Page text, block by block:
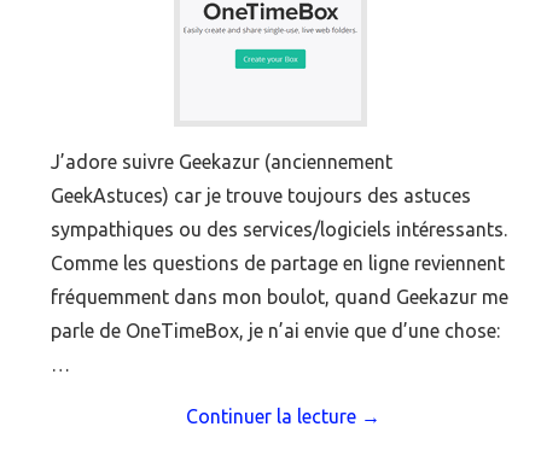
J’adore suivre Geekazur (anciennement
GeekAstuces) car je trouve toujours des astuces
sympathiques ou des services/logiciels intéressants.
Comme les questions de partage en ligne reviennent
fréquemment dans mon boulot, quand Geekazur me
parle de OneTimeBox, je n’ai envie que d’une chose:
…
Continuer la lecture →